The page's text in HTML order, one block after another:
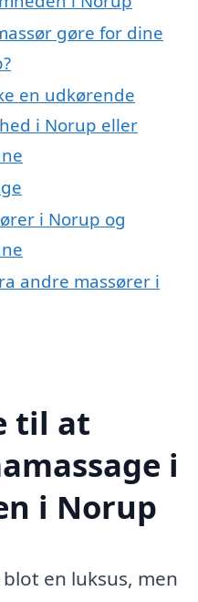
gøre for dine
en udkørende
i Norup eller
i Norup og
andre massører i
til at
i
i Norup
en luksus, men